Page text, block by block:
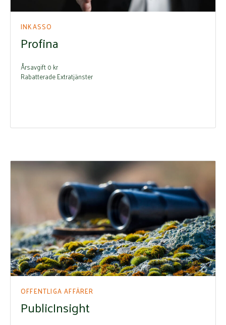
INKASSO
Profina
Årsavgift 0 kr
Rabatterade Extratjänster
OFFENTLIGA AFFÄRER
PublicInsight